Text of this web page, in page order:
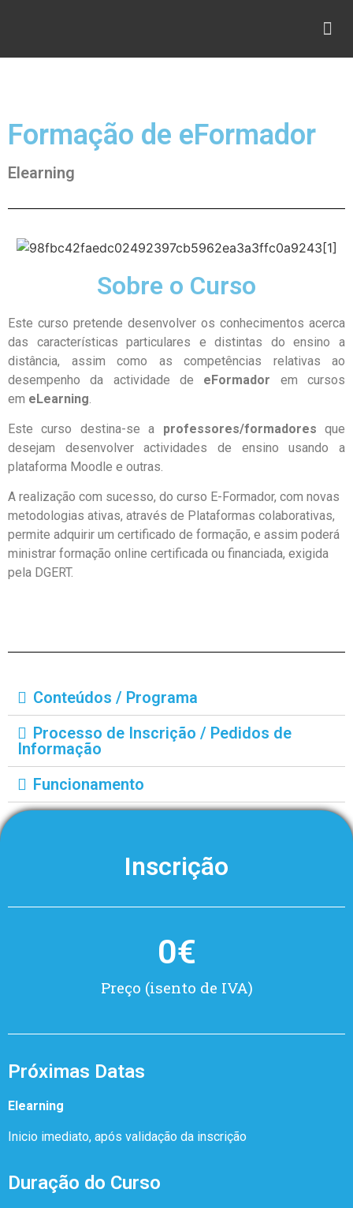
Formação de eFormador
Elearning
Sobre o Curso
Este curso pretende desenvolver os conhecimentos acerca
das características particulares e distintas do ensino a
distância, assim como as competências relativas ao
desempenho da actividade de eFormador em cursos
em eLearning
Este curso destina-se a professores/formadores que
desejam desenvolver actividades de ensino usando a
plataforma Moodle e outras.
A realização com sucesso, do curso E-Formador, com novas
metodologias ativas, através de Plataformas colaborativas,
permite adquirir um certificado de formação, e assim poderá
ministrar formação online certificada ou financiada, exigida
pela DGERT.
Conteúdos / Programa
Processo de Inscrição / Pedidos de
Informação
Funcionamento
Inscrição
0€
Preço (isento de IVA)
Próximas Datas
Elearning
Inicio imediato, após validação da inscrição
Duração do Curso